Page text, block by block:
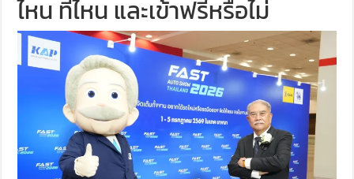
ไหน ที่ไหน และเข้าฟรีหรือไม่